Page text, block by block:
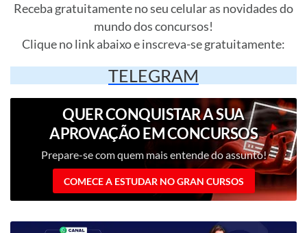
Receba gratuitamente no seu celular as novidades do
mundo dos concursos!
Clique no link abaixo e inscreva-se gratuitamente:
TELEGRAM
QUER CONQUISTAR A SUA
APROVAÇÃO EM CONCURSOS
PÚBLICOS?
Prepare-se com quem mais entende do assunto!
COMECE A ESTUDAR NO GRAN CURSOS